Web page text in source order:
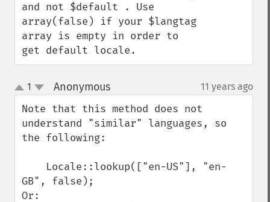
and not $default . Use
array(false) if your $langtag
array is empty in order to
get default locale.
up
down
1 Anonymous¶ 11 years ago
Note that this method does not
understand "similar" languages, so
the following:
GB", false);
Or: